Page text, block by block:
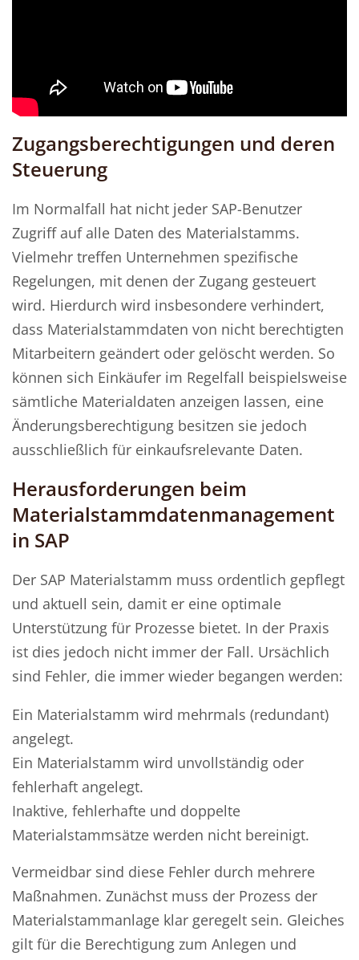
Zugangsberechtigungen und deren
Steuerung
Im Normalfall hat nicht jeder SAP-Benutzer
Zugriff auf alle Daten des Materialstamms.
Vielmehr treffen Unternehmen spezifische
Regelungen, mit denen der Zugang gesteuert
wird. Hierdurch wird insbesondere verhindert,
dass Materialstammdaten von nicht berechtigten
Mitarbeitern geändert oder gelöscht werden. So
können sich Einkäufer im Regelfall beispielsweise
sämtliche Materialdaten anzeigen lassen, eine
Änderungsberechtigung besitzen sie jedoch
ausschließlich für einkaufsrelevante Daten.
Herausforderungen beim
Materialstammdatenmanagement
in SAP
Der SAP Materialstamm muss ordentlich gepflegt
und aktuell sein, damit er eine optimale
Unterstützung für Prozesse bietet. In der Praxis
ist dies jedoch nicht immer der Fall. Ursächlich
sind Fehler, die immer wieder begangen werden:
Ein Materialstamm wird mehrmals (redundant)
angelegt.
Ein Materialstamm wird unvollständig oder
fehlerhaft angelegt.
Inaktive, fehlerhafte und doppelte
Materialstammsätze werden nicht bereinigt.
Vermeidbar sind diese Fehler durch mehrere
Maßnahmen. Zunächst muss der Prozess der
Materialstammanlage klar geregelt sein. Gleiches
gilt für die Berechtigung zum Anlegen und